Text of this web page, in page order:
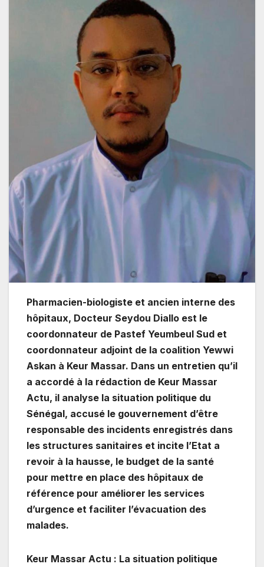
Pharmacien-biologiste et ancien interne des
hôpitaux, Docteur Seydou Diallo est le
coordonnateur de Pastef Yeumbeul Sud et
coordonnateur adjoint de la coalition Yewwi
Askan à Keur Massar. Dans un entretien qu’il
a accordé à la rédaction de Keur Massar
Actu, il analyse la situation politique du
Sénégal, accusé le gouvernement d’être
responsable des incidents enregistrés dans
les structures sanitaires et incite l’Etat a
revoir à la hausse, le budget de la santé
pour mettre en place des hôpitaux de
référence pour améliorer les services
d’urgence et faciliter l’évacuation des
malades.
Keur Massar Actu : La situation politique